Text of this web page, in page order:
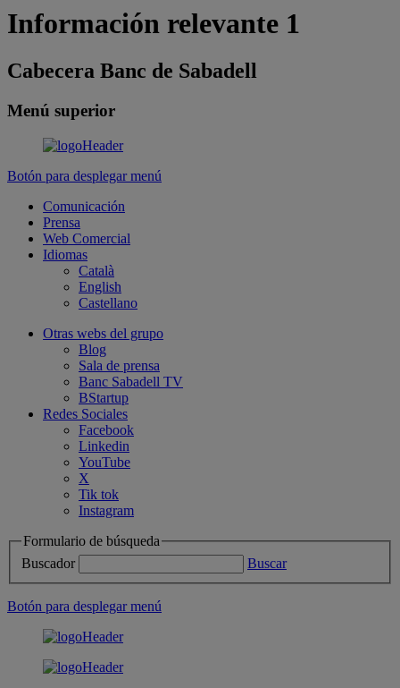
Información relevante 1
Cabecera Banc de Sabadell
Menú superior
Botón para desplegar menú
Comunicación
Prensa
Web Comercial
Idiomas
Català
English
Castellano
Otras webs del grupo
Blog
Sala de prensa
Banc Sabadell TV
BStartup
Redes Sociales
Facebook
Linkedin
YouTube
X
Tik tok
Instagram
Formulario de búsqueda
Buscador
Buscar
Botón para desplegar menú